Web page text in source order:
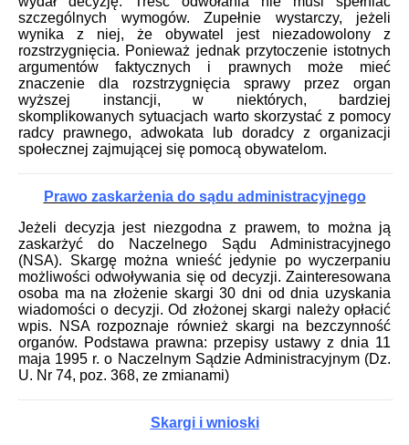
szczególnych wymogów. Zupełnie wystarczy, jeżeli
wynika z niej, że obywatel jest niezadowolony z
rozstrzygnięcia. Ponieważ jednak przytoczenie istotnych
argumentów faktycznych i prawnych może mieć
znaczenie dla rozstrzygnięcia sprawy przez organ
wyższej instancji, w niektórych, bardziej
skomplikowanych sytuacjach warto skorzystać z pomocy
radcy prawnego, adwokata lub doradcy z organizacji
społecznej zajmującej się pomocą obywatelom.
Prawo zaskarżenia do sądu administracyjnego
Jeżeli decyzja jest niezgodna z prawem, to można ją
zaskarżyć do Naczelnego Sądu Administracyjnego
(NSA). Skargę można wnieść jedynie po wyczerpaniu
możliwości odwoływania się od decyzji. Zainteresowana
osoba ma na złożenie skargi 30 dni od dnia uzyskania
wiadomości o decyzji. Od złożonej skargi należy opłacić
wpis. NSA rozpoznaje również skargi na bezczynność
organów. Podstawa prawna: przepisy ustawy z dnia 11
maja 1995 r. o Naczelnym Sądzie Administracyjnym (Dz.
U. Nr 74, poz. 368, ze zmianami)
Skargi i wnioski